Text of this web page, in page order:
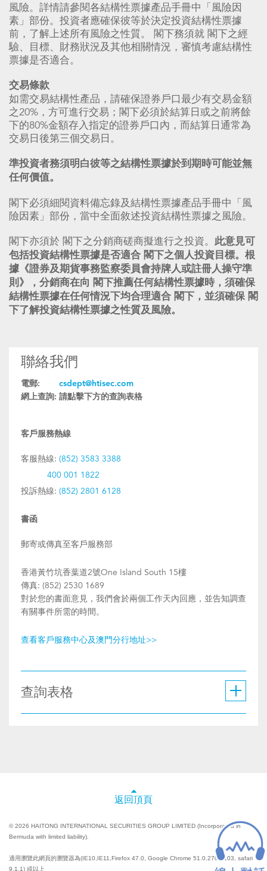
風險。詳情請參閱各結構性票據產品手冊中「風險因
素」部份。投資者應確保彼等於決定投資結構性票據
前，了解上述所有風險之性質。 閣下務須就 閣下之經
驗、目標、財務狀況及其他相關情況，審慎考慮結構性
票據是否適合。
交易條款
如需交易結構性產品，請確保證券戶口最少有交易金額
之20%，方可進行交易；閣下必須於結算日或之前將餘
下的80%金額存入指定的證券戶口內，而結算日通常為
交易日後第三個交易日。
準投資者務須明白彼等之結構性票據於到期時可能並無
任何價值。
閣下必須細閱資料備忘錄及結構性票據產品手冊中「風
險因素」部份，當中全面敘述投資結構性票據之風險。
閣下亦須於 閣下之分銷商磋商擬進行之投資。
此意見可
包括投資結構性票據是否適合 閣下之個人投資目標。根
據《證券及期貨事務監察委員會持牌人或註冊人操守準
則》，分銷商在向 閣下推薦任何結構性票據時，須確保
結構性票據在任何情況下均合理適合 閣下，並須確保 閣
下了解投資結構性票據之性質及風險。
聯絡我們
電郵:
csdept@htisec.com
網上查詢: 請點擊下方的查詢表格
客戶服務熱線
客服熱線: (852) 3583 3388
400 001 1822
投訴熱線: (852) 2801 6128
書函
郵寄或傳真至客戶服務部
香港黃竹坑香葉道2號One Island South 15樓
傳真: (852) 2530 1689
對於您的書面意見，我們會於兩個工作天內回應，並告知調查
有關事件所需的時間。
查看客戶服務中心及澳門分行地址>>
查詢表格
返回頂頁
© 2026 HAITONG INTERNATIONAL SECURITIES GROUP LIMITED (Incorporated in
Bermuda with limited liability).
適用瀏覽此網頁的瀏覽器為(IE10,IE11,Firefox 47.0, Google Chrome 51.0.2704.103, safari
9.1.1) 或以上